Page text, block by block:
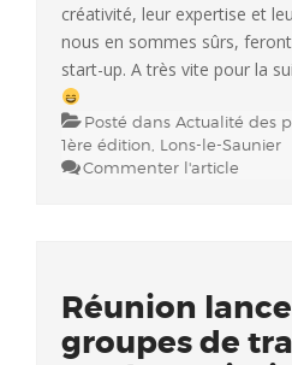
créativité, leur expertise et
nous en sommes sûrs,
start-up. A très vite pour la
Posté dans Actualité des
1ère édition Lons-le-Saunier
Commenter l'article
Réunion
groupes de